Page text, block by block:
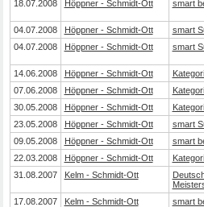
18.07.2008 Höppner - Schmidt-Ott smart
04.07.2008 Höppner - Schmidt-Ott
smart
04.07.2008
Höppner - Schmidt-Ott smart
14.06.2008 Höppner - Schmidt-Ott
07.06.2008
Höppner - Schmidt-Ott
30.05.2008
Höppner - Schmidt-Ott
23.05.2008
Höppner - Schmidt-Ott
smart
09.05.2008
Höppner - Schmidt-Ott
smart
22.03.2008
Höppner - Schmidt-Ott
31.08.2007
Kelm - Schmidt-Ott
17.08.2007
Kelm - Schmidt-Ott
smart